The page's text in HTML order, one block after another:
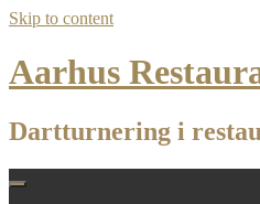
Skip to content
Aarhus
Dartturnering i